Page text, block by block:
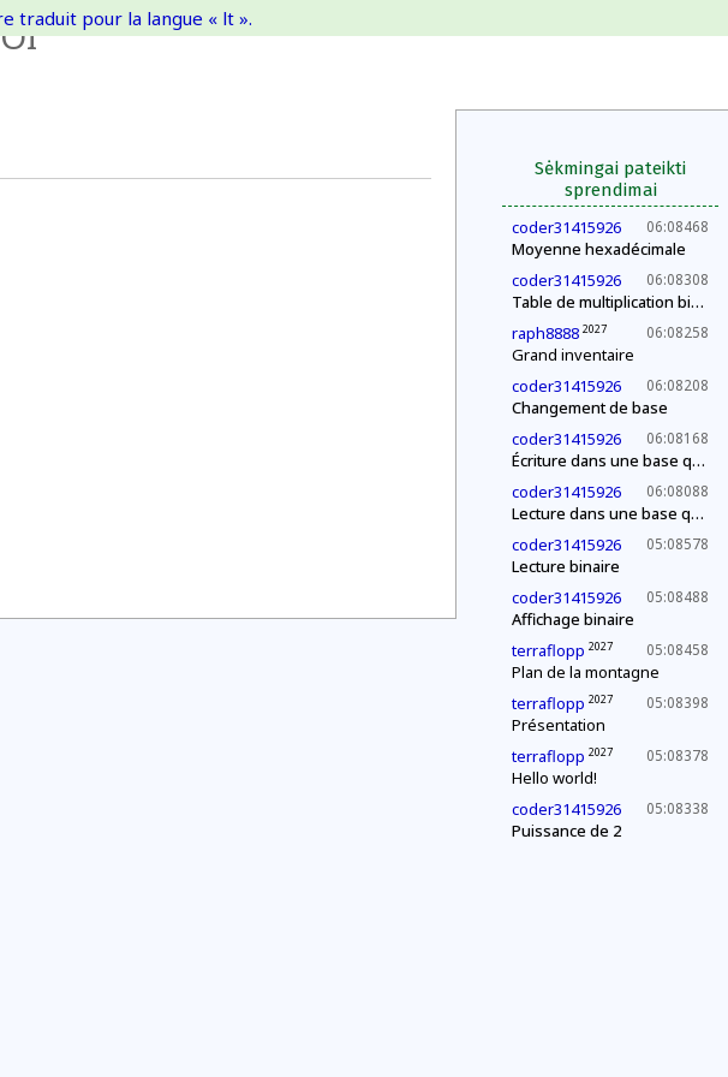
traduit pour la langue « lt ».
Sėkmingai pateikti
sprendimai
06:08468
coder31415926
Moyenne hexadécimale
06:08308
coder31415926
Table de multiplication binaire
06:08258
raph8888 2027
Grand inventaire
06:08208
coder31415926
Changement de base
06:08168
coder31415926
Écriture dans une base quelconque
06:08088
coder31415926
Lecture dans une base quelconque
05:08578
coder31415926
Lecture binaire
05:08488
coder31415926
Affichage binaire
05:08458
terraflopp 2027
Plan de la montagne
05:08398
terraflopp 2027
Présentation
05:08378
terraflopp 2027
Hello world!
05:08338
coder31415926
Puissance de 2